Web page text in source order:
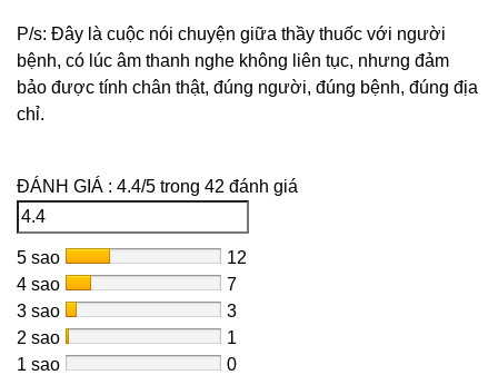
P/s: Đây là cuộc nói chuyện giữa thầy thuốc với người
bệnh, có lúc âm thanh nghe không liên tục, nhưng đảm
bảo được tính chân thật, đúng người, đúng bệnh, đúng địa
chỉ.
ĐÁNH GIÁ : 4.4/5 trong 42 đánh giá
5 sao
12
4 sao
7
3 sao
3
2 sao
1
1 sao
0